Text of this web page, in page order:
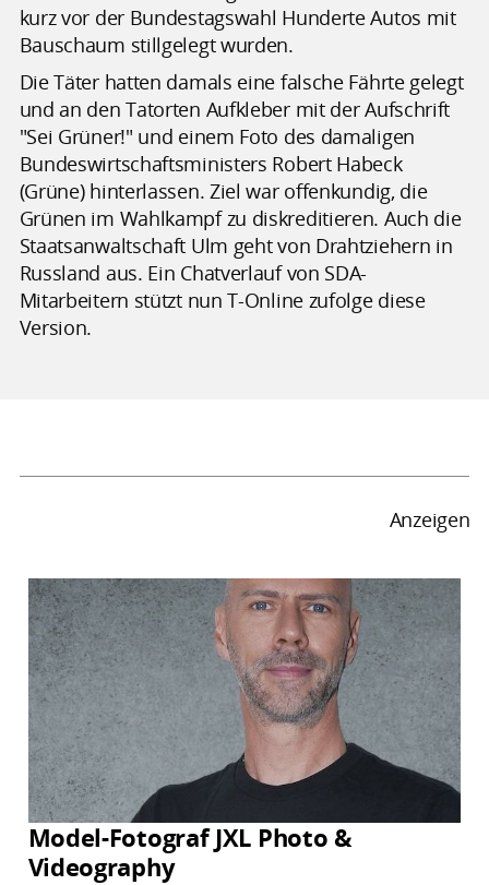
kurz vor der Bundestagswahl Hunderte Autos mit
Bauschaum stillgelegt wurden.
Die Täter hatten damals eine falsche Fährte gelegt
und an den Tatorten Aufkleber mit der Aufschrift
"Sei Grüner!" und einem Foto des damaligen
Bundeswirtschaftsministers Robert Habeck
(Grüne) hinterlassen. Ziel war offenkundig, die
Grünen im Wahlkampf zu diskreditieren. Auch die
Staatsanwaltschaft Ulm geht von Drahtziehern in
Russland aus. Ein Chatverlauf von SDA-
Mitarbeitern stützt nun T-Online zufolge diese
Version.
Anzeigen
Model-Fotograf JXL Photo &
Videography